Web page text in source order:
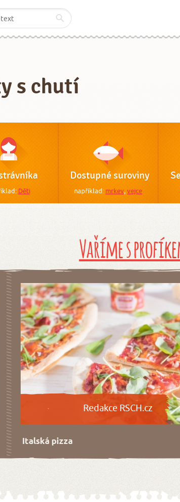
s chutí
Děti
Dostupné suroviny
například: mrkev,vejce
Vaříme s
Redakce RSCH.cz
Italská pizza